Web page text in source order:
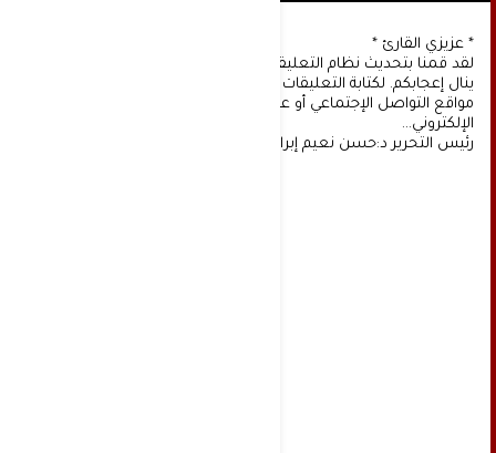
* عزيزي القارئ *
لقد قمنا بتحديث نظام التعليقات على موقعنا، ونأمل أن
ينال إعجابكم. لكتابة التعليقات يجب أولا التسجيل عن طريق
مواقع التواصل الإجتماعي أو عن طريق خدمة البريد
الإلكتروني...
رئيس التحرير د:حسن نعيم إبراهيم.